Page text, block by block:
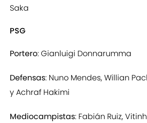
Saka
PSG
Portero: Gianluigi Donnarumma
Defensas: Nuno Mendes, Willian
y Achraf Hakimi
Mediocampistas: Fabián Ruiz,